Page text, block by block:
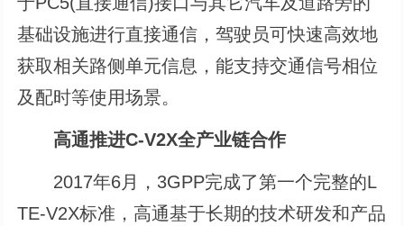
基础设施进行直接通信，驾驶员可快速高效地
获取相关路侧单元信息，能支持交通信号相位
及配时等使用场景。
高通推进C-V2X全产业链合作
2017年6月，3GPP完成了第一个完整的L
TE-V2X标准，高通基于长期的技术研发和产品